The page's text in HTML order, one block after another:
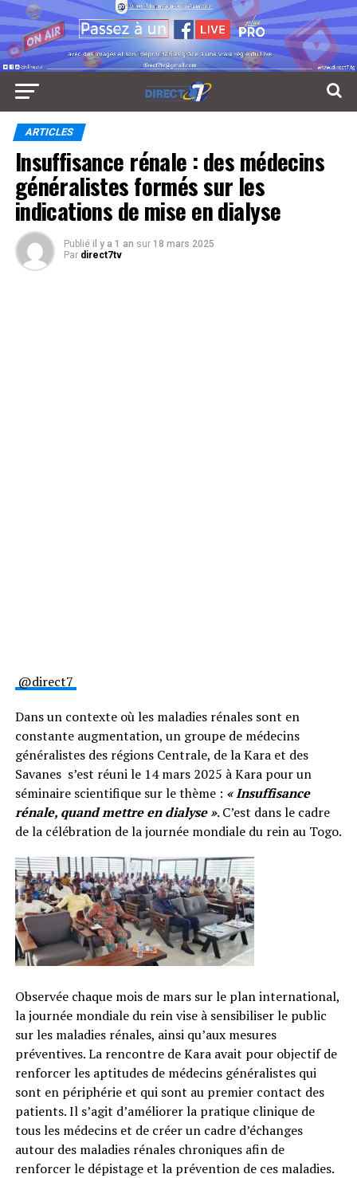
ARTICLES
Insuffisance rénale : des médecins
généralistes formés sur les
indications de mise en dialyse
Publié il y a 1 an sur 18 mars 2025
Par direct7tv
@direct7
Dans un contexte où les maladies rénales sont en
constante augmentation, un groupe de médecins
généralistes des régions Centrale, de la Kara et des
Savanes s’est réuni le 14 mars 2025 à Kara pour un
séminaire scientifique sur le thème : « Insuffisance
rénale, quand mettre en dialyse ». C’est dans le cadre
de la célébration de la journée mondiale du rein au Togo.
Observée chaque mois de mars sur le plan international,
la journée mondiale du rein vise à sensibiliser le public
sur les maladies rénales, ainsi qu’aux mesures
préventives. La rencontre de Kara avait pour objectif de
renforcer les aptitudes de médecins généralistes qui
sont en périphérie et qui sont au premier contact des
patients. Il s’agit d’améliorer la pratique clinique de
tous les médecins et de créer un cadre d’échanges
autour des maladies rénales chroniques afin de
renforcer le dépistage et la prévention de ces maladies.